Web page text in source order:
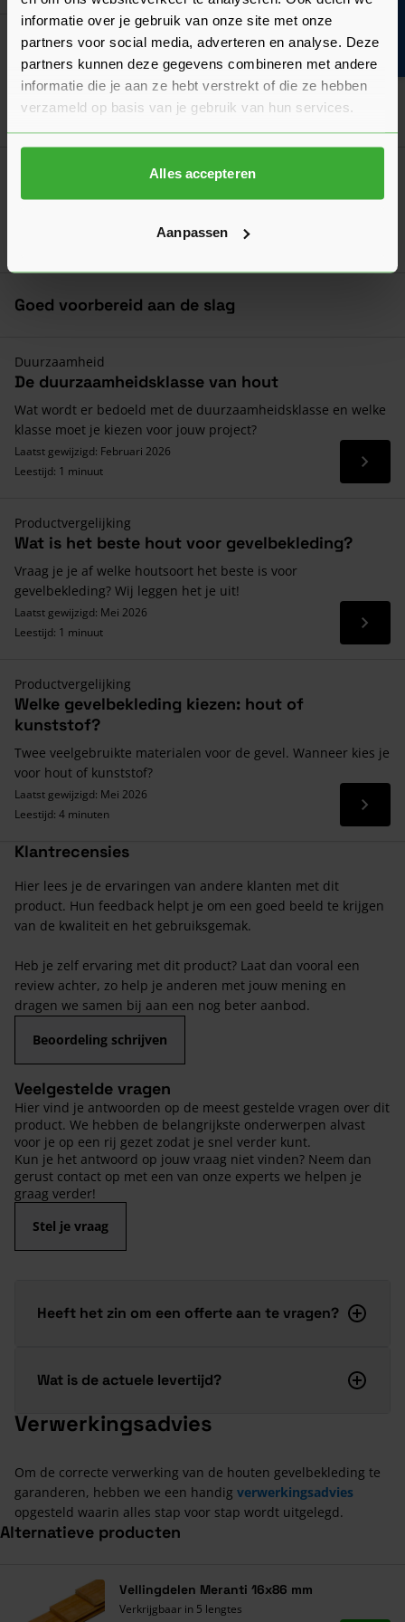
informatie over je gebruik van onze site met onze
partners voor social media, adverteren en analyse. Deze
partners kunnen deze gegevens combineren met andere
informatie die je aan ze hebt verstrekt of die ze hebben
verzameld op basis van je gebruik van hun services.
Alles accepteren
Aanpassen
Dé oplossing bij slecht weer!
Afdekzeil
Verkrijgbaar in 7 afmetingen
Jansen Snelplamuur 250g
Goed voorbereid aan de slag
Duurzaamheid
De duurzaamheidsklasse van hout
Wat wordt er bedoeld met de duurzaamheidsklasse en welke
klasse moet je kiezen voor jouw project?
Laatst gewijzigd: Februari 2026
Leestijd: 1 minuut
Lees
Productvergelijking
Wat is het beste hout voor gevelbekleding?
Vraag je je af welke houtsoort het beste is voor
gevelbekleding? Wij leggen het je uit!
Laatst gewijzigd: Mei 2026
Leestijd: 1 minuut
Lees
Productvergelijking
Welke gevelbekleding kiezen: hout of
kunststof?
Twee veelgebruikte materialen voor de gevel. Wanneer kies je
voor hout of kunststof?
Laatst gewijzigd: Mei 2026
Leestijd: 4 minuten
Lees
Klantrecensies
Hier lees je de ervaringen van andere klanten met dit
product. Hun feedback helpt je om een goed beeld te krijgen
van de kwaliteit en het gebruiksgemak.
Heb je zelf ervaring met dit product? Laat dan vooral een
review achter, zo help je anderen met jouw mening en
dragen we samen bij aan een nog beter aanbod.
Beoordeling schrijven
Veelgestelde vragen
Hier vind je antwoorden op de meest gestelde vragen over dit
product. We hebben de belangrijkste onderwerpen alvast
voor je op een rij gezet zodat je snel verder kunt.
Kun je het antwoord op jouw vraag niet vinden? Neem dan
gerust contact op met een van onze experts we helpen je
graag verder!
Stel je vraag
Heeft het zin om een offerte aan te vragen?
Wat is de actuele levertijd?
Verwerkingsadvies
Om de correcte verwerking van de houten gevelbekleding te
garanderen, hebben we een handig verwerkingsadvies
opgesteld waarin alles stap voor stap wordt uitgelegd.
Alternatieve producten
Vellingdelen Meranti 16x86 mm
Verkrijgbaar in 5 lengtes